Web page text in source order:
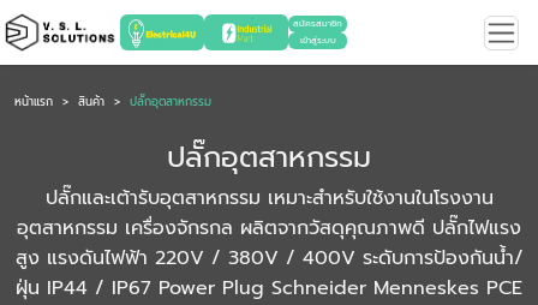
สมัครสมาชิก
เข้าสู่ระบบ
หน้าแรก สินค้า ปลั๊กอุตสาหกรรม
ปลั๊กอุตสาหกรรม
ปลั๊กและเต้ารับอุตสาหกรรม เหมาะสำหรับใช้งานในโรงงาน
อุตสาหกรรม เครื่องจักรกล ผลิตจากวัสดุคุณภาพดี ปลั๊กไฟแรง
สูง แรงดันไฟฟ้า 220V / 380V / 400V ระดับการป้องกันน้ำ/
ฝุ่น IP44 / IP67 Power Plug Schneider Menneskes PCE